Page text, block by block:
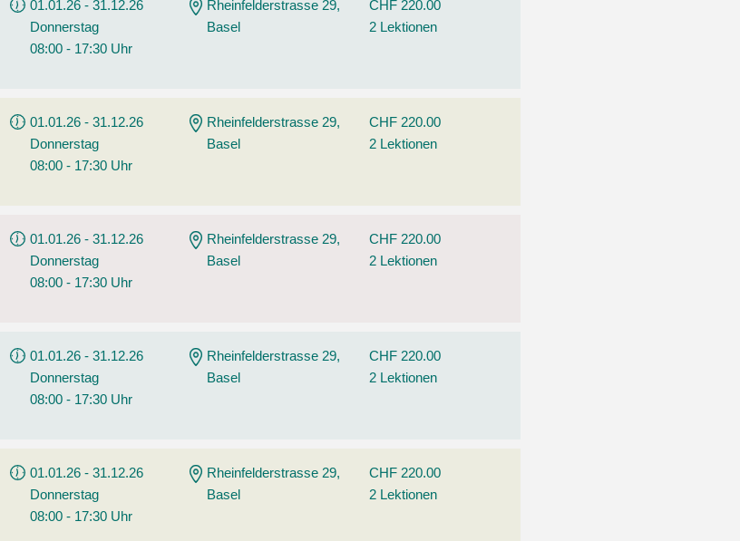
01.01.26 - 31.12.26
Donnerstag
08:00 - 17:30 Uhr
Rheinfelderstrasse 29,
Basel
CHF 220.00
2 Lektionen
01.01.26 - 31.12.26
Donnerstag
08:00 - 17:30 Uhr
Rheinfelderstrasse 29,
Basel
CHF 220.00
2 Lektionen
01.01.26 - 31.12.26
Donnerstag
08:00 - 17:30 Uhr
Rheinfelderstrasse 29,
Basel
CHF 220.00
2 Lektionen
01.01.26 - 31.12.26
Donnerstag
08:00 - 17:30 Uhr
Rheinfelderstrasse 29,
Basel
CHF 220.00
2 Lektionen
01.01.26 - 31.12.26
Donnerstag
08:00 - 17:30 Uhr
Rheinfelderstrasse 29,
Basel
CHF 220.00
2 Lektionen